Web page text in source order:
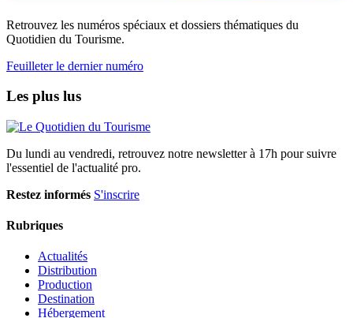
Retrouvez les numéros spéciaux et dossiers thématiques du
Quotidien du Tourisme.
Feuilleter le dernier numéro
Les plus lus
Du lundi au vendredi, retrouvez notre newsletter à 17h pour suivre
l'essentiel de l'actualité pro.
Restez informés S'inscrire
Rubriques
Actualités
Distribution
Production
Destination
Hébergement